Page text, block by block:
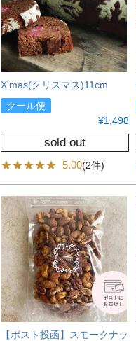
X'mas(クリスマス)11cm
クール便
¥1,498
sold out
5.00(2件)
【ポスト投函】スモークナッ